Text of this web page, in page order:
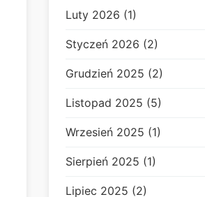
Luty 2026 (1)
Styczeń 2026 (2)
Grudzień 2025 (2)
Listopad 2025 (5)
Wrzesień 2025 (1)
Sierpień 2025 (1)
Lipiec 2025 (2)